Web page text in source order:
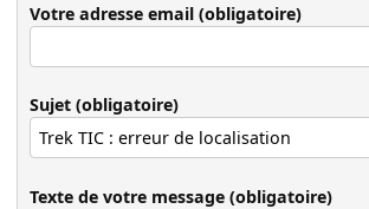
Votre adresse email (obligatoire)
Sujet (obligatoire)
Texte de votre message (obligatoire)